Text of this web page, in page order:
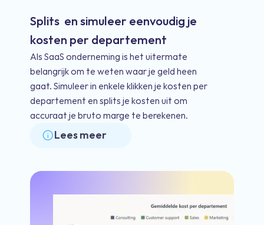
Splits en simuleer eenvoudig je
kosten per departement
Als SaaS onderneming is het uitermate
belangrijk om te weten waar je geld heen
gaat. Simuleer in enkele klikken je kosten per
departement en splits je kosten uit om
accuraat je bruto marge te berekenen.
Lees meer